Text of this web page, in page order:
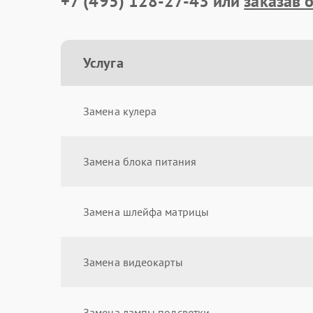
Услуга
Замена кулера
Замена блока питания
Замена шлейфа матрицы
Замена видеокарты